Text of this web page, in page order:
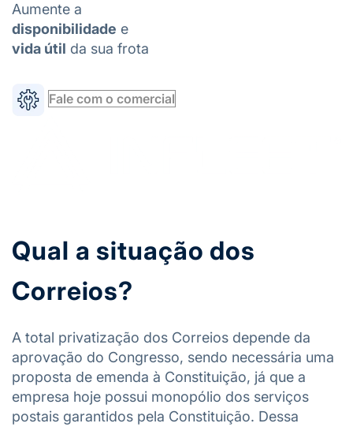
Aumente a
disponibilidade e
vida útil da sua frota
Fale com o comercial
Qual a situação dos
Correios?
A total privatização dos Correios depende da
aprovação do Congresso, sendo necessária uma
proposta de emenda à Constituição, já que a
empresa hoje possui monopólio dos serviços
postais garantidos pela Constituição. Dessa